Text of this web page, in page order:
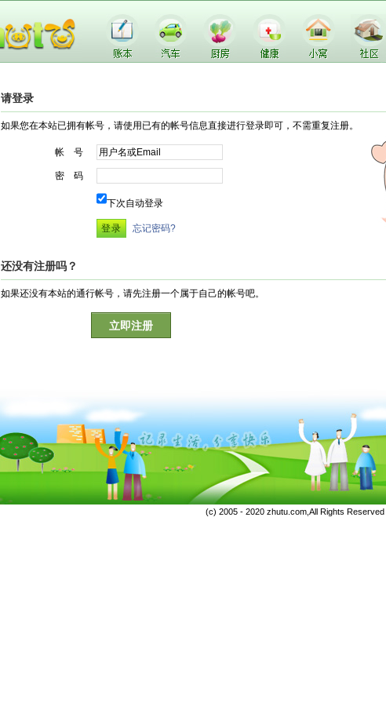
请登录
如果您在本站已拥有帐号，请使用已有的帐号信息直接进行登录即可，不需重复注册。
帐 号
密 码
下次自动登录
忘记密码?
还没有注册吗？
如果还没有本站的通行帐号，请先注册一个属于自己的帐号吧。
立即注册
(c) 2005 - 2020 zhutu.com,All Rights Reserved